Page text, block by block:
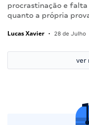
procrastinação e
quanto a própria
Lucas Xavier • 28 de Julho
ver